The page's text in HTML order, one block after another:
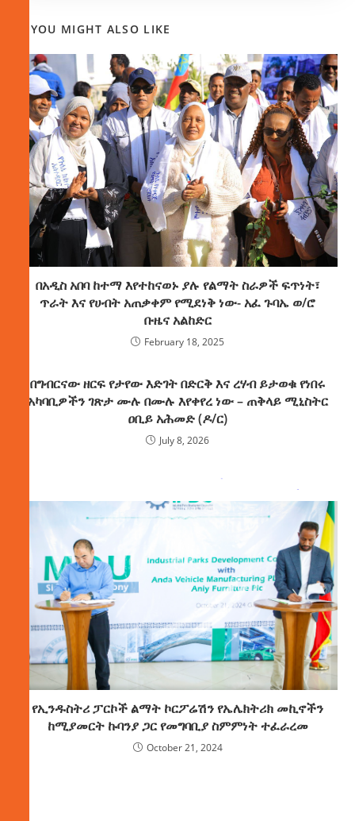
YOU MIGHT ALSO LIKE
በአዲስ አበባ ከተማ እየተከናወኑ ያሉ የልማት ስራዎች ፍጥነት፣
ጥራት እና የሀብት አጠቃቀም የሚደነቅ ነው- አፈ ጉባኤ ወ/ሮ
ቡዜና አልከድር
February 18, 2025
በግብርናው ዘርፍ የታየው እድገት በድርቅ እና ረሃብ ይታወቁ የነበሩ
አካባቢዎችን ገጽታ ሙሉ በሙሉ እየቀየረ ነው – ጠቅላይ ሚኒስትር
ዐቢይ አሕመድ (ዶ/ር)
July 8, 2026
የኢንዱስትሪ ፓርኮች ልማት ኮርፖሬሽን የኤሌክትሪክ መኪኖችን
ከሚያመርት ኩባንያ ጋር የመግባቢያ ስምምነት ተፈራረመ
October 21, 2024